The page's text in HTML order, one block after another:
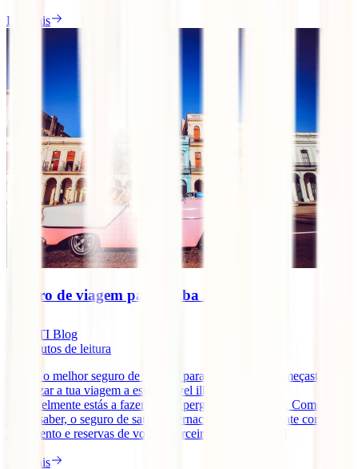
Ler mais
Seguro de viagem para Cuba 2025
IATI Blog
minutos de leitura
Qual é o melhor seguro de viagem para Cuba? Se já começaste a
organizar a tua viagem a esta incrível ilha das Caraíbas,
provavelmente estás a fazer-te esta pergunta a ti próprio. Como já
deves saber, o seguro de saúde internacional é, juntamente com o teu
alojamento e reservas de voos, o terceiro pilar sobre [...]
Ler mais